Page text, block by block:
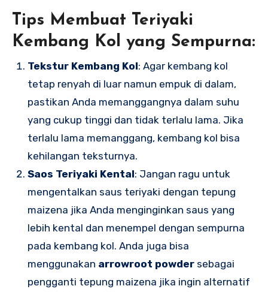
Tips Membuat Teriyaki
Kembang Kol yang Sempurna:
Tekstur Kembang Kol: Agar kembang kol
tetap renyah di luar namun empuk di dalam,
pastikan Anda memanggangnya dalam suhu
yang cukup tinggi dan tidak terlalu lama. Jika
terlalu lama memanggang, kembang kol bisa
kehilangan teksturnya.
Saos Teriyaki Kental: Jangan ragu untuk
mengentalkan saus teriyaki dengan tepung
maizena jika Anda menginginkan saus yang
lebih kental dan menempel dengan sempurna
pada kembang kol. Anda juga bisa
menggunakan arrowroot powdersebagai
pengganti tepung maizena jika ingin alternatif